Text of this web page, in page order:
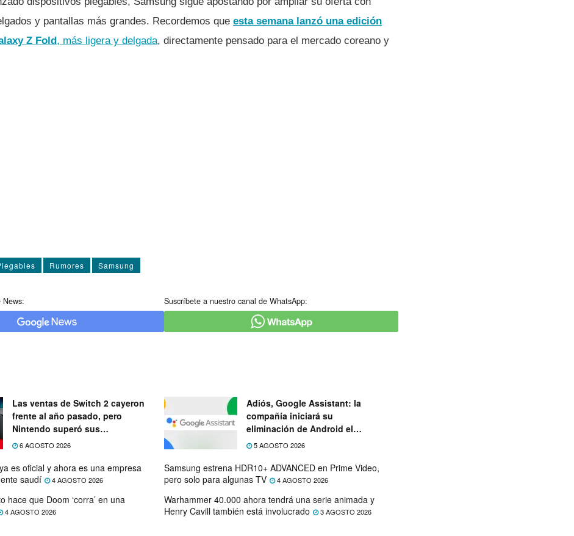
y pantallas más grandes. Recordemos que esta semana lanzó una edición
Z Fold, más ligera y delgada, directamente pensado para el mercado coreano y
Rumores Samsung
News: Suscríbete a nuestro canal de WhatsApp:
Las ventas de Switch 2 cayeron
frente al año pasado, pero
Nintendo superó sus
expectativas
6 AGOSTO 2026
Adiós, Google Assistant: la
compañía iniciará su
eliminación de Android el
próximo mes
5 AGOSTO 2026
es oficial y ahora es una empresa
saudí
4 AGOSTO 2026
Samsung estrena HDR10+ ADVANCED en Prime Video,
pero solo para algunas TV
4 AGOSTO 2026
hace que Doom ‘corra’ en una
4 AGOSTO 2026
Warhammer 40.000 ahora tendrá una serie animada y
Henry Cavill también está involucrado
3 AGOSTO 2026